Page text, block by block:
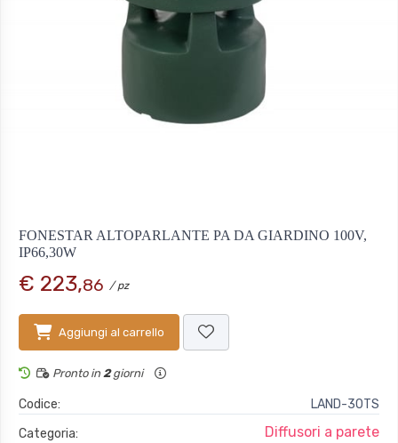
FONESTAR ALTOPARLANTE PA DA GIARDINO 100V,
IP66,30W
€ 223,86 / pz
Aggiungi al carrello
Pronto in 2giorni
Codice:
LAND-30TS
Categoria:
Diffusori a parete